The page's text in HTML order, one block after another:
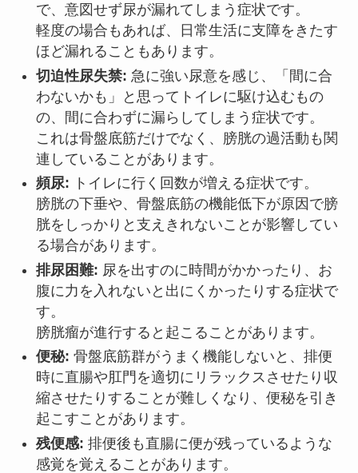
で、意図せず尿が漏れてしまう症状です。
軽度の場合もあれば、日常生活に支障をきたす
ほど漏れることもあります。
切迫性尿失禁: 急に強い尿意を感じ、「間に合
わないかも」と思ってトイレに駆け込むもの
の、間に合わずに漏らしてしまう症状です。
これは骨盤底筋だけでなく、膀胱の過活動も関
連していることがあります。
頻尿: トイレに行く回数が増える症状です。
膀胱の下垂や、骨盤底筋の機能低下が原因で膀
胱をしっかりと支えきれないことが影響してい
る場合があります。
排尿困難: 尿を出すのに時間がかかったり、お
腹に力を入れないと出にくかったりする症状で
す。
膀胱瘤が進行すると起こることがあります。
便秘: 骨盤底筋群がうまく機能しないと、排便
時に直腸や肛門を適切にリラックスさせたり収
縮させたりすることが難しくなり、便秘を引き
起こすことがあります。
残便感: 排便後も直腸に便が残っているような
感覚を覚えることがあります。